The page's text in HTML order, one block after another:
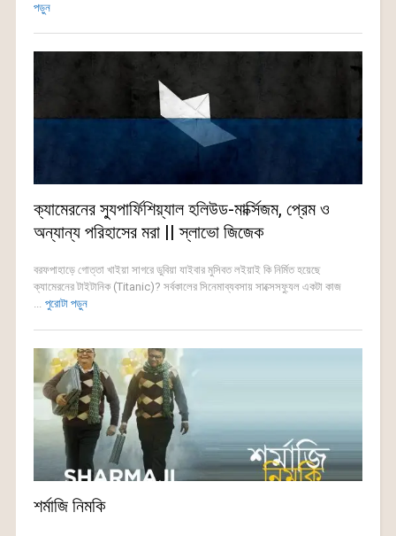
পড়ুন
ক্যামেরনের স্যুপার্ফিশিয়্যাল হলিউড-মার্ক্সিজম, প্রেম ও
অন্যান্য পরিহাসের মরা || স্লাভো জিজেক
বরফপাহাড়ে গোত্তা খাইয়া সাগরে ডুবিয়া যাইবার মুসিবত লইয়াই কি নির্মিত হয়েছে
ক্যামেরনের টাইটানিক (Titanic)? সর্বকালের সিনেমাব্যবসায় সাক্সেসফ্যুল একটা কাজ
... পুরোটা পড়ুন
শর্মাজি নিমকি